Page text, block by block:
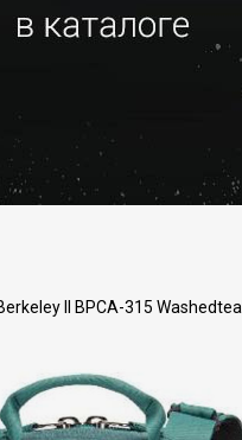
II BPCA-315 Washedteal